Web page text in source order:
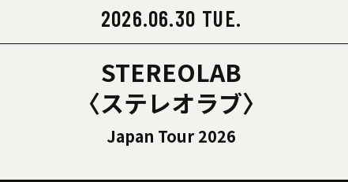
2026.06.30 TUE.
STEREOLAB
〈ステレオラブ〉
Japan Tour 2026